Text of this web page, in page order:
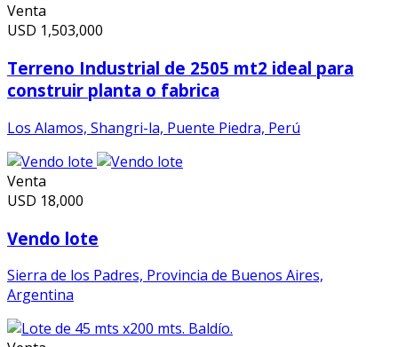
Venta
USD 1,503,000
Terreno Industrial de 2505 mt2 ideal para
construir planta o fabrica
Los Alamos, Shangri-la, Puente Piedra, Perú
Venta
USD 18,000
Vendo lote
Sierra de los Padres, Provincia de Buenos Aires,
Argentina